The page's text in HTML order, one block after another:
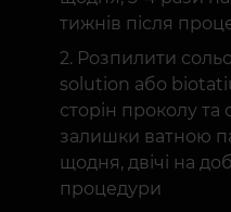
тижнів після
Розпилити
solution або
сторін проколу
залишки ватною
щодня, двічі на
процедури